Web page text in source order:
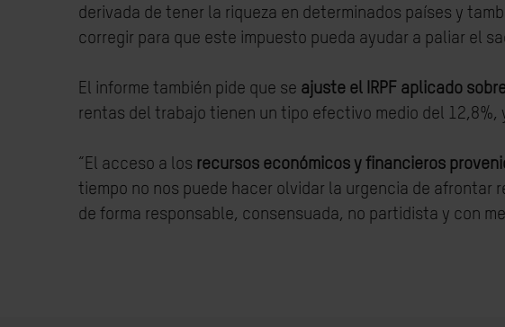
derivada de tener la riqueza en determinados países y
corregir para que este impuesto pueda ayudar a paliar el
El informe también pide que se ajuste el IRPF aplicado
rentas del trabajo tienen un tipo efectivo medio del 12,8%,
“El acceso a los recursos económicos y financieros
tiempo no nos puede hacer olvidar la urgencia de afrontar
de forma responsable, consensuada, no partidista y con